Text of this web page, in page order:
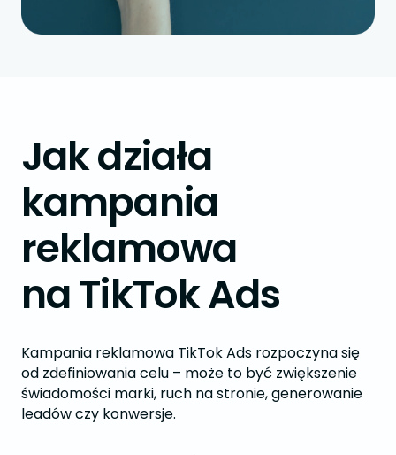
Jak działa
kampania
reklamowa
na TikTok Ads
Kampania reklamowa TikTok Ads rozpoczyna się
od zdefiniowania celu – może to być zwiększenie
świadomości marki, ruch na stronie, generowanie
leadów czy konwersje.